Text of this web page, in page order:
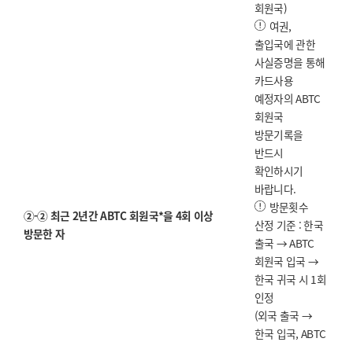
②-② 최근 2년간 ABTC 회원국*을 4회 이상
방문한 자
회원국)
여권,
출입국에 관한
사실증명을 통해
카드사용
예정자의 ABTC
회원국
방문기록을
반드시
확인하시기
바랍니다.
방문횟수
산정 기준 : 한국
출국 → ABTC
회원국 입국 →
한국 귀국 시 1회
인정
(외국 출국 →
한국 입국, ABTC